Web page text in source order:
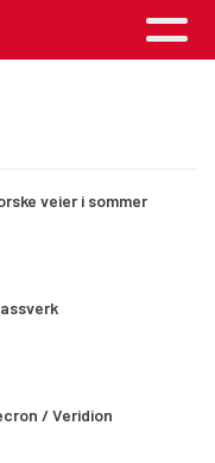
veier i sommer
/ Veridion